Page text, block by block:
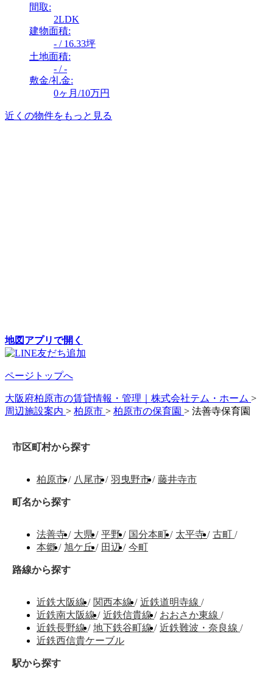
間取:
2LDK
建物面積:
- / 16.33坪
土地面積:
- / -
敷金/礼金:
0ヶ月/10万円
近くの物件をもっと見る
地図アプリで開く
ページトップへ
大阪府柏原市の賃貸情報・管理｜株式会社テム・ホーム >
周辺施設案内 > 柏原市 > 柏原市の保育園 > 法善寺保育園
市区町村から探す
柏原市 / 八尾市 / 羽曳野市 / 藤井寺市
町名から探す
法善寺/ 大県/ 平野/ 国分本町/ 太平寺/ 古町 /
本郷/ 旭ケ丘/ 田辺/ 今町
路線から探す
近鉄大阪線/ 関西本線/ 近鉄道明寺線 /
近鉄南大阪線/ 近鉄信貴線/ おおさか東線 /
近鉄長野線/ 地下鉄谷町線/ 近鉄難波・奈良線 /
近鉄西信貴ケーブル
駅から探す